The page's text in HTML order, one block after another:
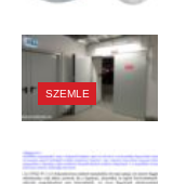
SZEMLE